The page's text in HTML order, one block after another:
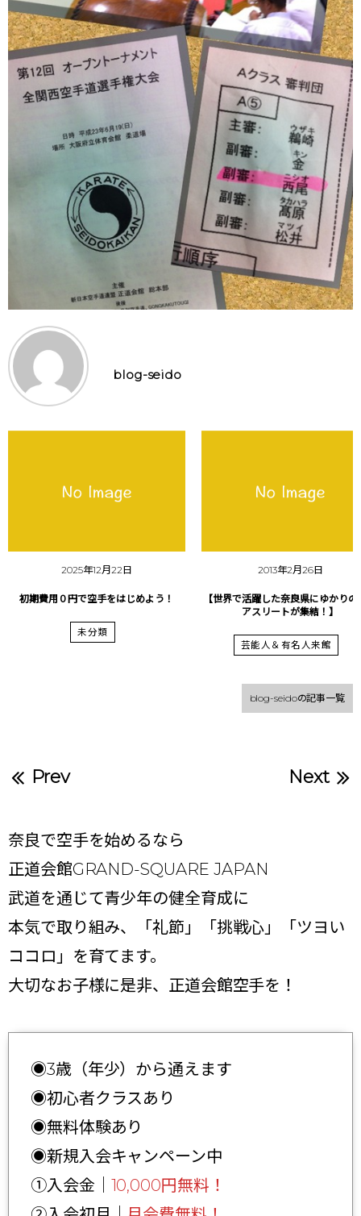
blog-seido
2025年12月22日
初期費用０円で空手をはじめよう！
未分類
2013年2月26日
【世界で活躍した奈良県にゆかりの
アスリートが集結！】
芸能人＆有名人来館
blog-seidoの記事一覧
Prev Next
奈良で空手を始めるなら
正道会館GRAND-SQUARE JAPAN
武道を通じて青少年の健全育成に
本気で取り組み、「礼節」「挑戦心」「ツヨい
ココロ」を育てます。
大切なお子様に是非、正道会館空手を！
◉3歳（年少）から通えます
◉初心者クラスあり
◉無料体験あり
◉新規入会キャンペーン中
①入会金｜ 10,000円無料！